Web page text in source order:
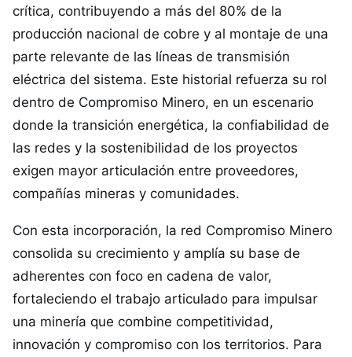
crítica, contribuyendo a más del 80% de la
producción nacional de cobre y al montaje de una
parte relevante de las líneas de transmisión
eléctrica del sistema. Este historial refuerza su rol
dentro de Compromiso Minero, en un escenario
donde la transición energética, la confiabilidad de
las redes y la sostenibilidad de los proyectos
exigen mayor articulación entre proveedores,
compañías mineras y comunidades.
Con esta incorporación, la red Compromiso Minero
consolida su crecimiento y amplía su base de
adherentes con foco en cadena de valor,
fortaleciendo el trabajo articulado para impulsar
una minería que combine competitividad,
innovación y compromiso con los territorios. Para